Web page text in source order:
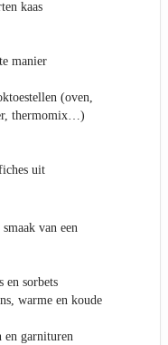
kaas
manier
(oven,
thermomix…)
uit
van een
en sorbets
warme en koude
en garnituren